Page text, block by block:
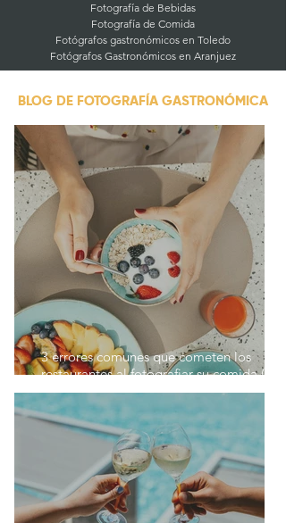
Fotografía de Bebidas
Fotografía de Comida
Fotógrafos gastronómicos en Toledo
Fotógrafos Gastronómicos en Aranjuez
BLOG DE FOTOGRAFÍA GASTRONÓMICA
3 errores comunes que cometen los
restaurantes al fotografiar su comida (y
cómo evitarlos)